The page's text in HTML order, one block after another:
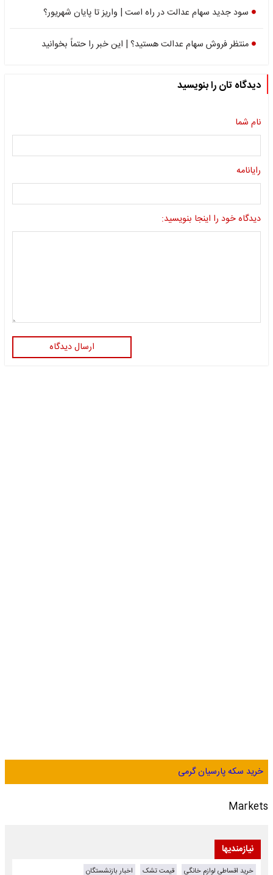
سود جدید سهام عدالت در راه است | واریز تا پایان شهریور؟
منتظر فروش سهام عدالت هستید؟ | این خبر را حتماً بخوانید
دیدگاه تان را بنویسید
نام شما
رایانامه
دیدگاه خود را اینجا بنویسید:
ارسال دیدگاه
خرید سکه پارسیان گرمی
Markets
نیازمندیها
خرید اقساطی لوازم خانگی قیمت تشک اخبار بازنشستگان